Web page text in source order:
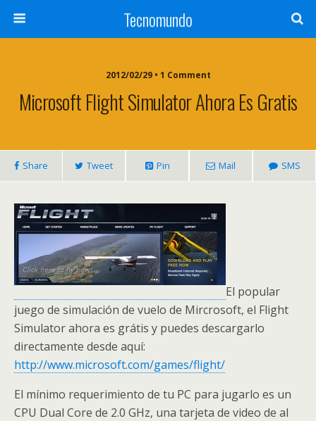
Tecnomundo
2012/02/29 • 1 Comment
Microsoft Flight Simulator Ahora Es Gratis
Share Tweet Pin Mail SMS
El popular
juego de simulación de vuelo de Mircrosoft, el Flight
Simulator ahora es grátis y puedes descargarlo
directamente desde aquí:
http://www.microsoft.com/games/flight/
El mínimo requerimiento de tu PC para jugarlo es un
CPU Dual Core de 2.0 GHz, una tarjeta de video de al